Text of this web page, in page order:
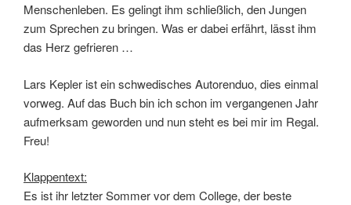
Menschenleben. Es gelingt ihm schließlich, den Jungen
zum Sprechen zu bringen. Was er dabei erfährt, lässt ihm
das Herz gefrieren …
Lars Kepler ist ein schwedisches Autorenduo, dies einmal
vorweg. Auf das Buch bin ich schon im vergangenen Jahr
aufmerksam geworden und nun steht es bei mir im Regal.
Freu!
Klappentext:
Es ist ihr letzter Sommer vor dem College, der beste